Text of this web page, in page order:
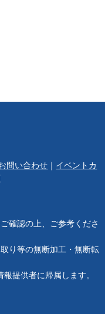
問い合わせ
イベントカ
確認の上、ご参考くださ
り等の無断加工・無断転
提供者に帰属します。